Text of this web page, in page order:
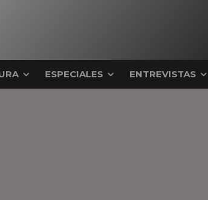
ESPECIALES ENTREVISTAS